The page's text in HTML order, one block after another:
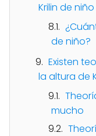
Krilin de niño
de niño?
Existen
la altura de
mucho